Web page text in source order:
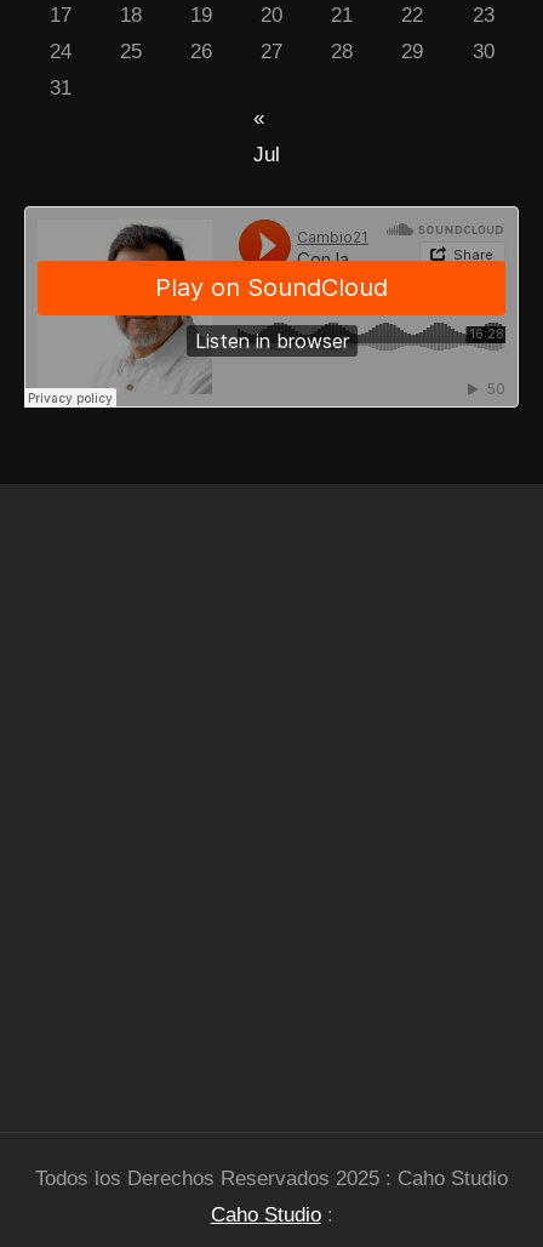
17
18 19 20 21 22
23
24
25 26 27 28 29
30
31
«
Jul
Todos los Derechos Reservados 2025 : Caho Studio
Caho Studio: